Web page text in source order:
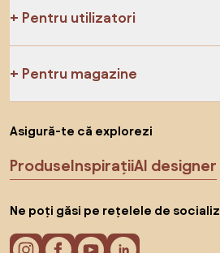
Pentru utilizatori
Pentru magazine
Asigură-te că explorezi
ProduseInspirațiiAI designer
Ne poți găsi pe rețelele de